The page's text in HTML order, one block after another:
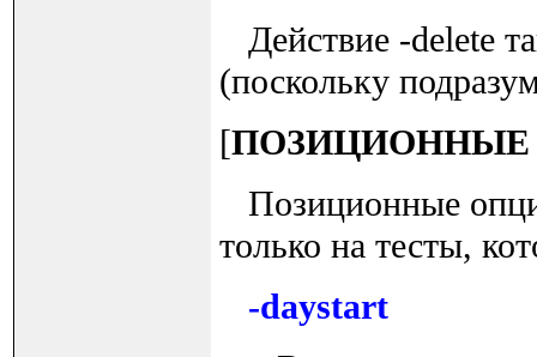
Действие -delete
(поскольку
[
Позиционные
только на тесты,
-daystart